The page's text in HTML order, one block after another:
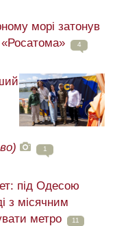
морі затонув
«Росатома»
4
1
під Одесою
з місячним
метро
11